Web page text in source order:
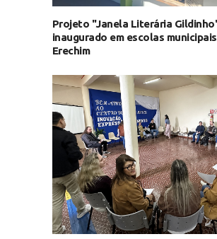
Projeto "Janela Literária
inaugurado em escolas
Erechim